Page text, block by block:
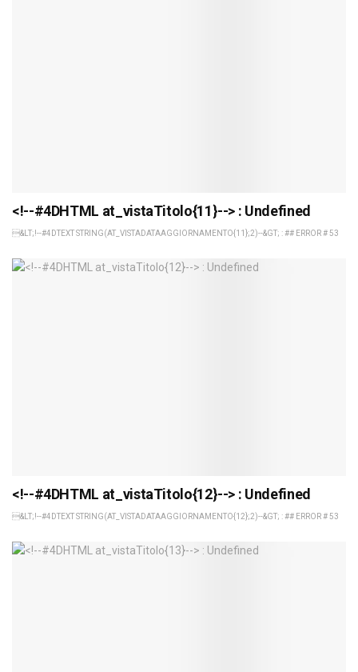
<!--#4DHTML at_vistaTitolo{11}--> : Undefined
&LT;!--#4DTEXT STRING(AT_VISTADATAAGGIORNAMENTO{11};2)--&GT; : ## ERROR # 53
<!--#4DHTML at_vistaTitolo{12}--> : Undefined
&LT;!--#4DTEXT STRING(AT_VISTADATAAGGIORNAMENTO{12};2)--&GT; : ## ERROR # 53